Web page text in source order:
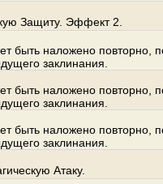
Защиту. Эффект 2.
быть наложено повторно,
заклинания.
быть наложено повторно,
заклинания.
быть наложено повторно,
заклинания.
Атаку.